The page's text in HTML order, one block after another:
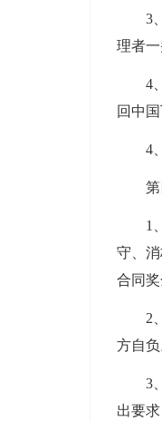
3
理者
4
回中
4
1
守、
合同
2
方自
3
出要